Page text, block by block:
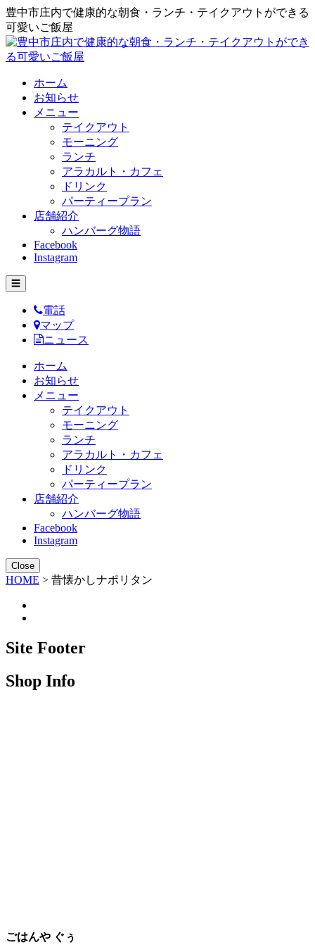
豊中市庄内で健康的な朝食・ランチ・テイクアウトができる
可愛いご飯屋
ホーム
お知らせ
メニュー
テイクアウト
モーニング
ランチ
アラカルト・カフェ
ドリンク
パーティープラン
店舗紹介
ハンバーグ物語
Facebook
Instagram
☰
電話
マップ
ニュース
ホーム
お知らせ
メニュー
テイクアウト
モーニング
ランチ
アラカルト・カフェ
ドリンク
パーティープラン
店舗紹介
ハンバーグ物語
Facebook
Instagram
Close
HOME > 昔懐かしナポリタン
Site Footer
Shop Info
ごはんや ぐぅ